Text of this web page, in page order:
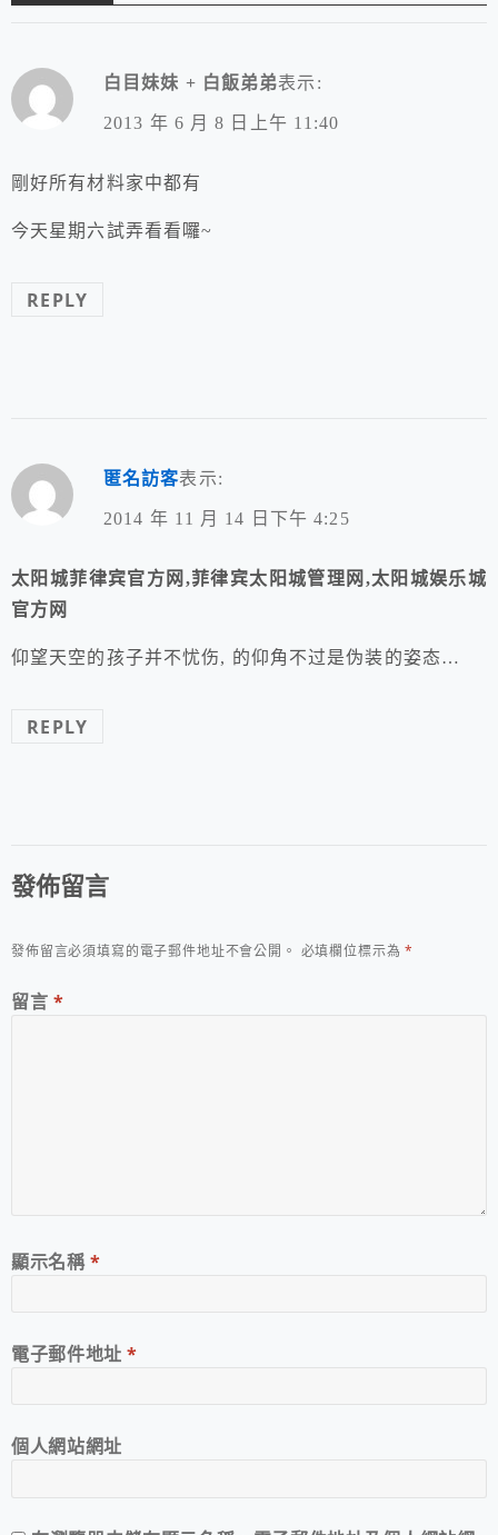
白目妹妹 + 白飯弟弟表示:
2013 年 6 月 8 日上午 11:40
剛好所有材料家中都有
今天星期六試弄看看囉~
REPLY
匿名訪客表示:
2014 年 11 月 14 日下午 4:25
太阳城菲律宾官方网,菲律宾太阳城管理网,太阳城娱乐城
官方网
仰望天空的孩子并不忧伤, 的仰角不过是伪装的姿态…
REPLY
發佈留言
發佈留言必須填寫的電子郵件地址不會公開。 必填欄位標示為*
留言 *
顯示名稱*
電子郵件地址*
個人網站網址